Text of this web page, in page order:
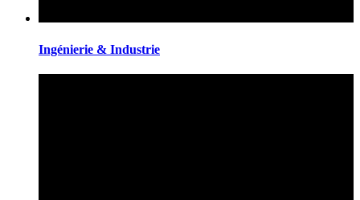
Ingénierie & Industrie